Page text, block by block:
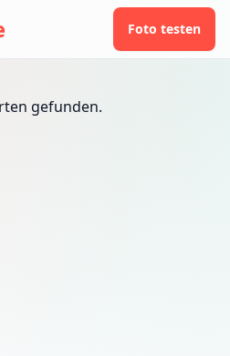
Foto testen
gefunden.